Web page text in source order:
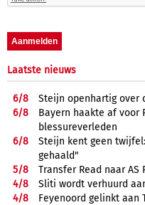
Laatste nieuws
6/8
Steijn openhartig over
6/8
Bayern haakte af voor
blessureverleden
6/8
Steijn kent geen
gehaald"
5/8
Transfer Read naar AS
4/8
Sliti wordt verhuurd
4/8
Feyenoord gelinkt aan